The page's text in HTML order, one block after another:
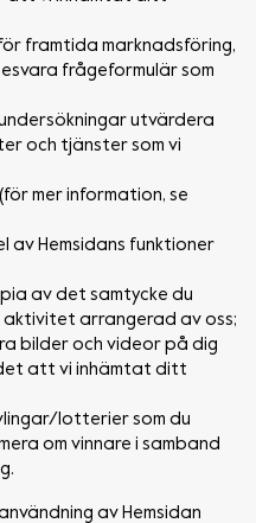
framtida marknadsföring,
frågeformulär som
utvärdera
och tjänster som vi
mer information, se
av Hemsidans funktioner
av det samtycke du
aktivitet arrangerad av oss;
bilder och videor på dig
att vi inhämtat ditt
lotterier som du
om vinnare i samband
av Hemsidan